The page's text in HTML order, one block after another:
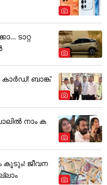
ടാറ്റ
ബാങ്ക്
നാം ക
കൂടും! ജീവന